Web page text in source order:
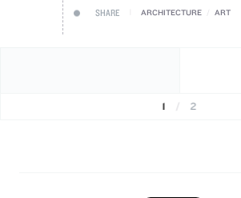
SHARE ARCHITECTURE ART
1 2